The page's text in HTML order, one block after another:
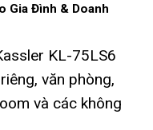
Gia Đình & Doanh
KL-75LS6
văn phòng,
và các không